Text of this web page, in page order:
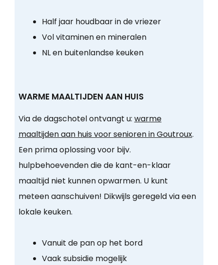
Half jaar houdbaar in de vriezer
Vol vitaminen en mineralen
NL en buitenlandse keuken
WARME MAALTIJDEN AAN HUIS
Via de dagschotel ontvangt u: warme
maaltijden aan huis voor senioren in Goutroux.
Een prima oplossing voor bijv.
hulpbehoevenden die de kant-en-klaar
maaltijd niet kunnen opwarmen. U kunt
meteen aanschuiven! Dikwijls geregeld via een
lokale keuken.
Vanuit de pan op het bord
Vaak subsidie mogelijk